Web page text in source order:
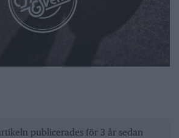
publicerades för 3 år sedan